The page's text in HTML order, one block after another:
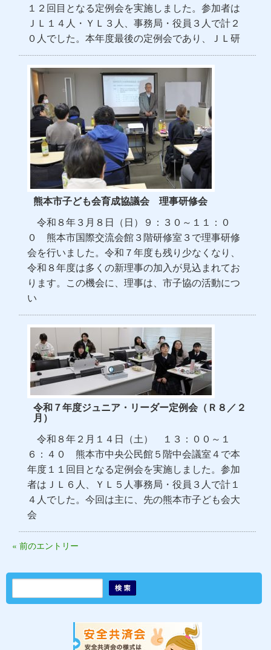
１２回目となる定例会を実施しました。参加者は
ＪＬ１４人・ＹＬ３人、事務局・役員３人で計２
０人でした。本年度最後の定例会であり、ＪＬ研
熊本市子ども会育成協議会 理事研修会
令和８年３月８日（日）９：３０～１１：０
０ 熊本市国際交流会館３階研修室３で理事研修
会を行いました。令和７年度も残り少なくなり、
令和８年度は多くの新理事の加入が見込まれてお
ります。この機会に、理事は、市子協の活動につ
い
令和７年度ジュニア・リーダー定例会（Ｒ８／２
月）
令和８年２月１４日（土） １３：００～１
６：４０ 熊本市中央公民館５階中会議室４で本
年度１１回目となる定例会を実施しました。参加
者はＪＬ６人、ＹＬ５人事務局・役員３人で計１
４人でした。今回は主に、先の熊本市子ども会大
会
« 前のエントリー